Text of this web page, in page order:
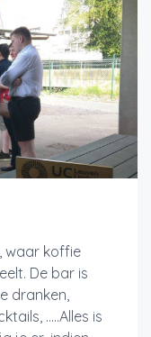
waar koffie
De bar is
dranken,
.....Alles is